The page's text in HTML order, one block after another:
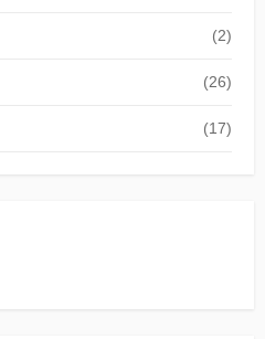
(2)
(26)
(17)